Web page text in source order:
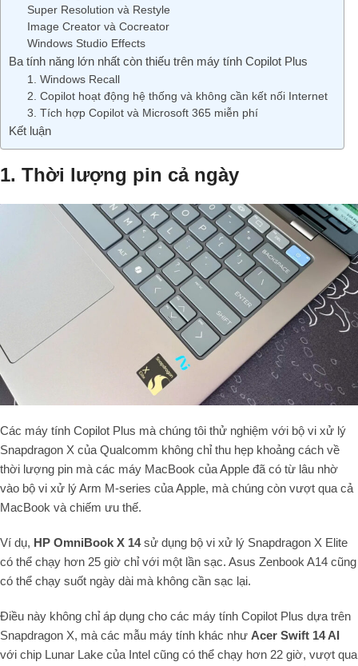
Super Resolution và Restyle
Image Creator và Cocreator
Windows Studio Effects
Ba tính năng lớn nhất còn thiếu trên máy tính Copilot Plus
1. Windows Recall
2. Copilot hoạt động hệ thống và không cần kết nối Internet
3. Tích hợp Copilot và Microsoft 365 miễn phí
Kết luận
1. Thời lượng pin cả ngày
Các máy tính Copilot Plus mà chúng tôi thử nghiệm với bộ vi xử lý
Snapdragon X của Qualcomm không chỉ thu hẹp khoảng cách về
thời lượng pin mà các máy MacBook của Apple đã có từ lâu nhờ
vào bộ vi xử lý Arm M-series của Apple, mà chúng còn vượt qua cả
MacBook và chiếm ưu thế.
Ví dụ, HP OmniBook X 14sử dụng bộ vi xử lý Snapdragon X Elite
có thể chạy hơn 25 giờ chỉ với một lần sạc. Asus Zenbook A14 cũng
có thể chạy suốt ngày dài mà không cần sạc lại.
Điều này không chỉ áp dụng cho các máy tính Copilot Plus dựa trên
Snapdragon X, mà các mẫu máy tính khác như Acer Swift 14 AI
với chip Lunar Lake của Intel cũng có thể chạy hơn 22 giờ, vượt qua